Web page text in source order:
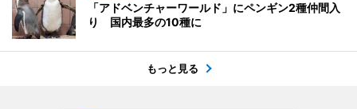
「アドベンチャーワールド」にペンギン2種仲間入
り 国内最多の10種に
もっと見る